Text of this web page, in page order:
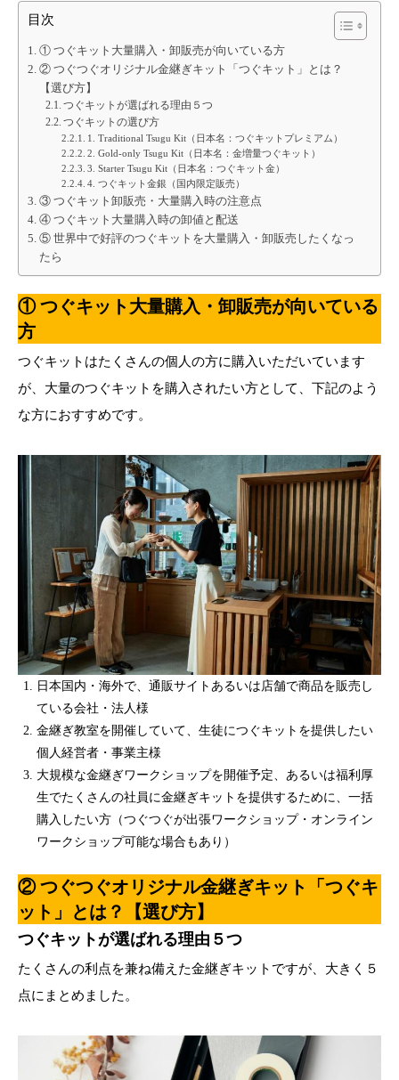
目次
① つぐキット大量購入・卸販売が向いている方
② つぐつぐオリジナル金継ぎキット「つぐキット」とは？
【選び方】
つぐキットが選ばれる理由５つ
つぐキットの選び方
1. Traditional Tsugu Kit（日本名：つぐキットプレミアム）
2. Gold-only Tsugu Kit（日本名：金増量つぐキット）
3. Starter Tsugu Kit（日本名：つぐキット金）
4. つぐキット金銀（国内限定販売）
③ つぐキット卸販売・大量購入時の注意点
④ つぐキット大量購入時の卸値と配送
⑤ 世界中で好評のつぐキットを大量購入・卸販売したくなっ
たら
① つぐキット大量購入・卸販売が向いている
方
つぐキットはたくさんの個人の方に購入いただいています
が、大量のつぐキットを購入されたい方として、下記のよう
な方におすすめです。
日本国内・海外で、通販サイトあるいは店舗で商品を販売し
ている会社・法人様
金継ぎ教室を開催していて、生徒につぐキットを提供したい
個人経営者・事業主様
大規模な金継ぎワークショップを開催予定、あるいは福利厚
生でたくさんの社員に金継ぎキットを提供するために、一括
購入したい方（つぐつぐが出張ワークショップ・オンライン
ワークショップ可能な場合もあり）
② つぐつぐオリジナル金継ぎキット「つぐキ
ット」とは？【選び方】
つぐキットが選ばれる理由５つ
たくさんの利点を兼ね備えた金継ぎキットですが、大きく５
点にまとめました。